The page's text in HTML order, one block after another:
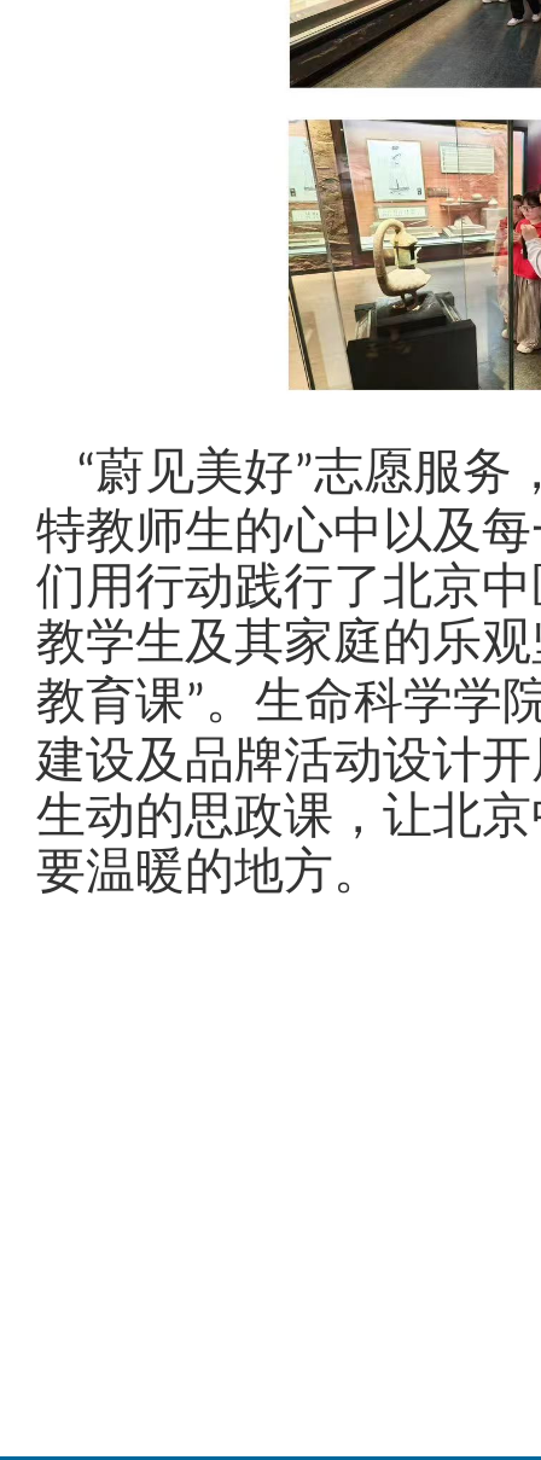
“蔚见美好”志愿服务
特教师生的心中以及
们用行动践行了北京
教学生及其家庭的乐
教育课”。生命科学学
建设及品牌活动设计
生动的思政课，让北
要温暖的地方。